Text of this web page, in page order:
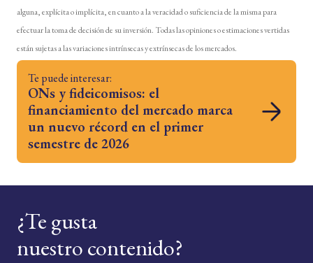
alguna, explícita o implícita, en cuanto a la veracidad o suficiencia de la misma para
efectuar la toma de decisión de su inversión. Todas las opiniones o estimaciones vertidas
están sujetas a las variaciones intrínsecas y extrínsecas de los mercados.
Te puede interesar:
ONs y fideicomisos: el
financiamiento del mercado marca
un nuevo récord en el primer
semestre de 2026
¿Te gusta
nuestro contenido?